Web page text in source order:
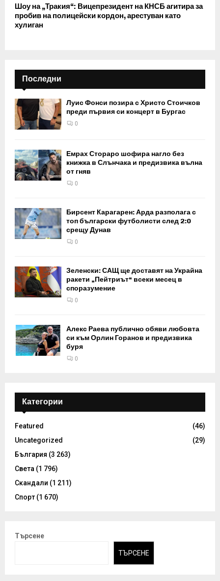
Шоу на „Тракия“: Вицепрезидент на КНСБ агитира за
пробив на полицейски кордон, арестуван като
хулиган
Последни
Луис Фонси позира с Христо Стоичков
преди първия си концерт в Бургас
0
Емрах Стораро шофира нагло без
книжка в Слънчака и предизвика вълна
от гняв
0
Бирсент Карагарен: Арда разполага с
топ български футболисти след 2:0
срещу Дунав
0
Зеленски: САЩ ще доставят на Украйна
ракети „Пейтриът“ всеки месец в
споразумение
0
Алекс Раева публично обяви любовта
си към Орлин Горанов и предизвика
буря
0
Категории
Featured
(46)
Uncategorized
(29)
България (3 263)
Света (1 796)
Скандали (1 211)
Спорт (1 670)
Търсене
ТЪРСЕНЕ